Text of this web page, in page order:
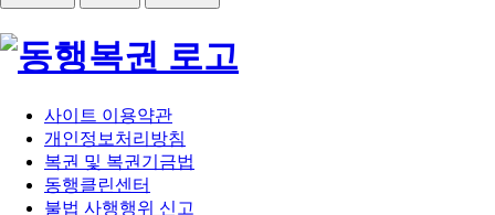
사이트 이용약관
개인정보처리방침
복권 및 복권기금법
동행클린센터
불법 사행행위 신고